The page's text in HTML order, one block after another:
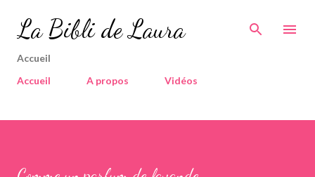
Accéder au contenu principal
La Bibli de Laura
Accueil
Accueil
A propos Vidéos